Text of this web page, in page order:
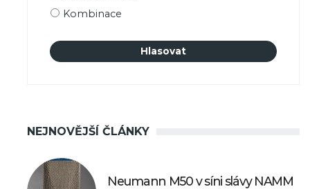
Kombinace
NEJNOVĚJŠÍ ČLÁNKY
Neumann M50 v síni slávy NAMM